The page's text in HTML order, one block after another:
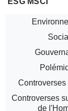
Social
Controverses
de